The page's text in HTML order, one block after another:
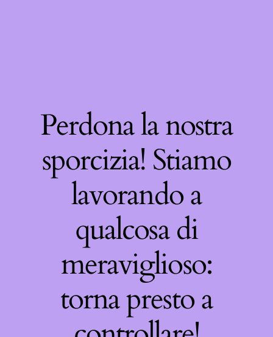
Perdona la nostra
sporcizia! Stiamo
lavorando a
qualcosa di
meraviglioso:
torna presto a